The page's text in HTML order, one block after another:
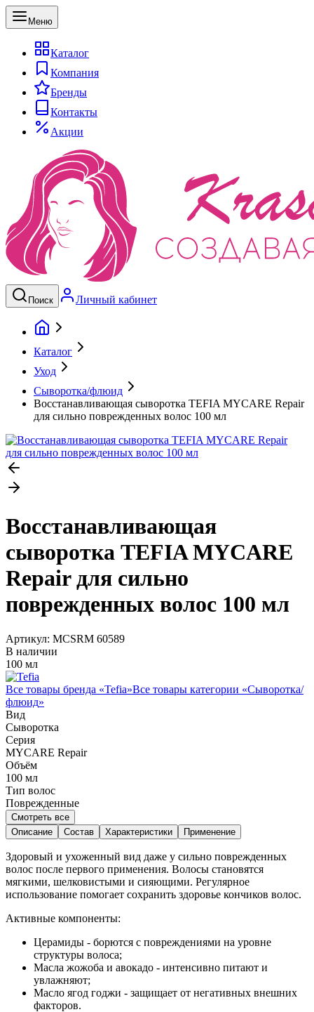
Меню
Каталог
Компания
Бренды
Контакты
Акции
Поиск Личный кабинет
Каталог
Уход
Сыворотка/флюид
Восстанавливающая сыворотка TEFIA MYCARE Repair
для сильно поврежденных волос 100 мл
Восстанавливающая
сыворотка TEFIA MYCARE
Repair для сильно
поврежденных волос 100 мл
Артикул: MCSRM 60589
В наличии
100 мл
Все товары бренда «Tefia»Все товары категории «Сыворотка/
флюид»
Вид
Сыворотка
Серия
MYCARE Repair
Объём
100 мл
Тип волос
Поврежденные
Смотреть все
Описание
Состав Характеристики Применение
Здоровый и ухоженный вид даже у сильно поврежденных
волос после первого применения. Волосы становятся
мягкими, шелковистыми и сияющими. Регулярное
использование помогает сохранить здоровье кончиков волос.
Активные компоненты:
Церамиды - борются с повреждениями на уровне
структуры волоса;
Масла жожоба и авокадо - интенсивно питают и
увлажняют;
Масло ягод годжи - защищает от негативных внешних
факторов.